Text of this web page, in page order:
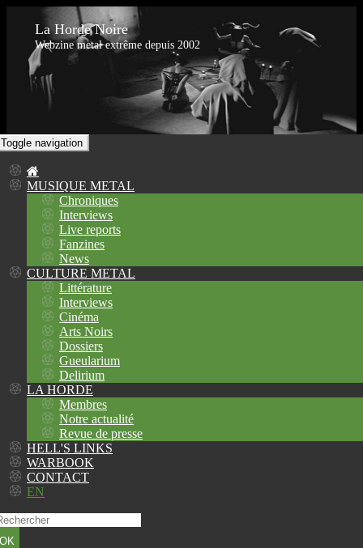
La Horde Noire
Webzine metal extrême depuis 2002
Toggle navigation
MUSIQUE METAL
Chroniques
Interviews
Live reports
Fanzines
News
CULTURE METAL
Littérature
Interviews
Cinéma
Arts Noirs
Dossiers
Gueularium
Delirium
LA HORDE
Membres
Notre actualité
Revue de presse
HELL'S LINKS
WARBOOK
CONTACT
EN
OK